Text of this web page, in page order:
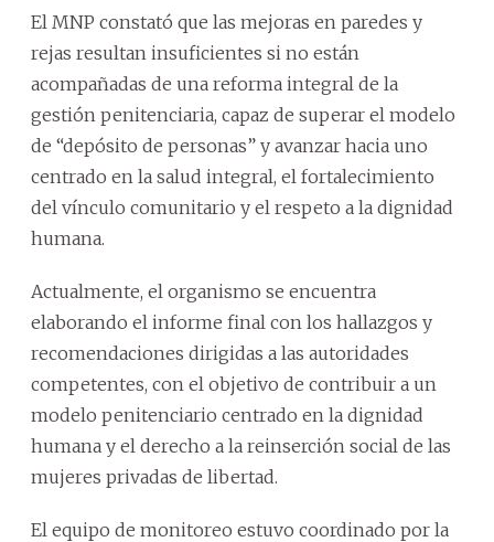
El MNP constató que las mejoras en paredes y
rejas resultan insuficientes si no están
acompañadas de una reforma integral de la
gestión penitenciaria, capaz de superar el modelo
de “depósito de personas” y avanzar hacia uno
centrado en la salud integral, el fortalecimiento
del vínculo comunitario y el respeto a la dignidad
humana.
Actualmente, el organismo se encuentra
elaborando el informe final con los hallazgos y
recomendaciones dirigidas a las autoridades
competentes, con el objetivo de contribuir a un
modelo penitenciario centrado en la dignidad
humana y el derecho a la reinserción social de las
mujeres privadas de libertad.
El equipo de monitoreo estuvo coordinado por la